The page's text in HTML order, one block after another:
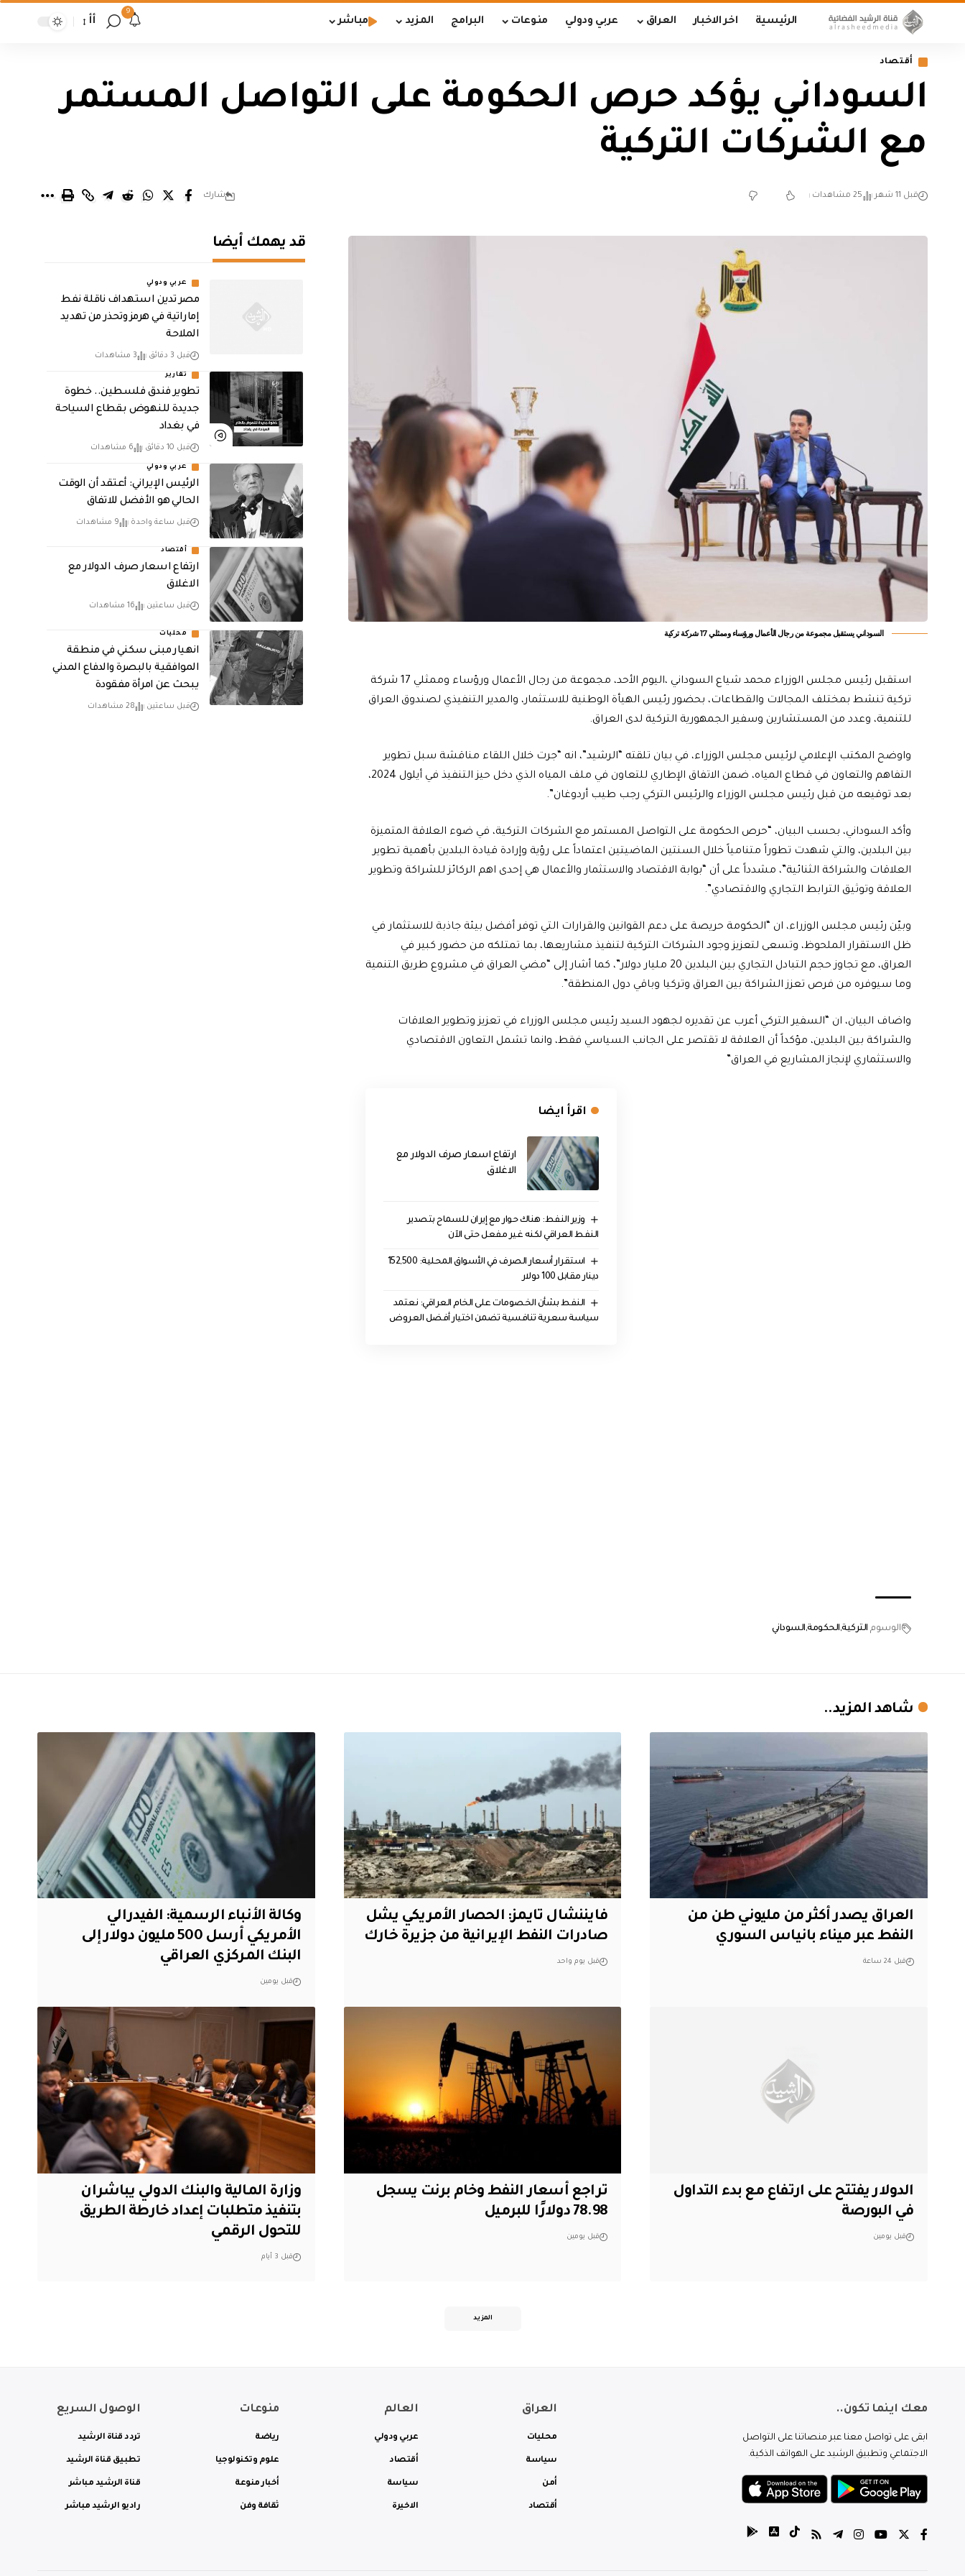
الرئيسية اخر الاخبار العراق عربي ودولي منوعات البرامج المزيد مباشر
9
أأ
أقتصاد
السوداني يؤكد حرص الحكومة على التواصل المستمر
مع الشركات التركية
قبل 11 شهر 25 مشاهدات شارك
السوداني يستقبل مجموعة من رجال الأعمال ورؤساء وممثلي 17 شركة تركية
استقبل رئيس مجلس الوزراء محمد شياع السوداني ،اليوم الأحد، مجموعة من رجال الأعمال ورؤساء وممثلي 17 شركة
تركية تنشط بمختلف المجالات والقطاعات، بحضور رئيس الهيأة الوطنية للاستثمار، والمدير التنفيذي لصندوق العراق
للتنمية، وعدد من المستشارين وسفير الجمهورية التركية لدى العراق.
واوضح المكتب الإعلامي لرئيس مجلس الوزراء، في بيان تلقته “الرشيد”، انه “جرت خلال اللقاء مناقشة سبل تطوير
التفاهم والتعاون في قطاع المياه، ضمن الاتفاق الإطاري للتعاون في ملف المياه الذي دخل حيز التنفيذ في أيلول 2024،
بعد توقيعه من قبل رئيس مجلس الوزراء والرئيس التركي رجب طيب أردوغان”.
وأكد السوداني، بحسب البيان، “حرص الحكومة على التواصل المستمر مع الشركات التركية، في ضوء العلاقة المتميزة
بين البلدين، والتي شهدت تطوراً متنامياً خلال السنتين الماضيتين اعتماداً على رؤية وإرادة قيادة البلدين بأهمية تطوير
العلاقات والشراكة الثنائية”، مشدداً على أن “بوابة الاقتصاد والاستثمار والأعمال هي إحدى اهم الركائز للشراكة وتطوير
العلاقة وتوثيق الترابط التجاري والاقتصادي”.
وبيّن رئيس مجلس الوزراء، ان “الحكومة حريصة على دعم القوانين والقرارات التي توفر أفضل بيئة جاذبة للاستثمار في
ظل الاستقرار الملحوظ، وتسعى لتعزيز وجود الشركات التركية لتنفيذ مشاريعها، بما تمتلكه من حضور كبير في
العراق، مع تجاوز حجم التبادل التجاري بين البلدين 20 مليار دولار”، كما أشار إلى “مضي العراق في مشروع طريق التنمية
وما سيوفره من فرص تعزز الشراكة بين العراق وتركيا وباقي دول المنطقة”.
واضاف البيان، ان “السفير التركي أعرب عن تقديره لجهود السيد رئيس مجلس الوزراء في تعزيز وتطوير العلاقات
والشراكة بين البلدين، مؤكداً أن العلاقة لا تقتصر على الجانب السياسي فقط، وانما تشمل التعاون الاقتصادي
والاستثماري لإنجاز المشاريع في العراق”
اقرأ ايضا
ارتفاع اسعار صرف الدولار مع
الاغلاق
وزير النفط: هناك حوار مع إيران للسماح بتصدير
النفط العراقي لكنه غير مفعل حتى الآن
استقرار أسعار الصرف في الأسواق المحلية: 152,500
دينار مقابل 100 دولار
النفط بشأن الخصومات على الخام العراقي: نعتمد
سياسة سعرية تنافسية تضمن اختيار أفضل العروض
الوسوم التركية الحكومة السوداني
قد يهمك أيضا
عربي ودولي
مصر تدين استهداف ناقلة نفط
إماراتية في هرمز وتحذر من تهديد
الملاحة
قبل 3 دقائق 3 مشاهدات
تقارير
تطوير فندق فلسطين.. خطوة
جديدة للنهوض بقطاع السياحة
في بغداد
قبل 10 دقائق 6 مشاهدات
عربي ودولي
الرئيس الإيراني: أعتقد أن الوقت
الحالي هو الأفضل للاتفاق
قبل ساعة واحدة 9 مشاهدات
أقتصاد
ارتفاع اسعار صرف الدولار مع
الاغلاق
قبل ساعتين 16 مشاهدات
محليات
انهيار مبنى سكني في منطقة
الموافقية بالبصرة والدفاع المدني
يبحث عن امرأة مفقودة
قبل ساعتين 28 مشاهدات
شاهد المزيد..
العراق يصدر أكثر من مليوني طن من
النفط عبر ميناء بانياس السوري
قبل 24 ساعة
فايننشال تايمز: الحصار الأمريكي يشل
صادرات النفط الإيرانية من جزيرة خارك
قبل يوم واحد
وكالة الأنباء الرسمية: الفيدرالي
الأمريكي أرسل 500 مليون دولار إلى
البنك المركزي العراقي
قبل يومين
الدولار يفتتح على ارتفاع مع بدء التداول
في البورصة
قبل يومين
تراجع أسعار النفط وخام برنت يسجل
78.98 دولارًا للبرميل
قبل يومين
وزارة المالية والبنك الدولي يباشران
بتنفيذ متطلبات إعداد خارطة الطريق
للتحول الرقمي
قبل 3 أيام
المزيد
معك اينما تكون..
ابقى على تواصل معنا عبر منصاتنا على التواصل
الاجتماعي وتطبيق الرشيد على الهواتف الذكية.
العراق
محليات
سياسة
أمن
أقتصاد
العالم
عربي ودولي
أقتصاد
سياسة
الاخيرة
منوعات
رياضة
علوم وتكنولوجيا
أخبار منوعة
ثقافة وفن
الوصول السريع
تردد قناة الرشيد
تطبيق قناة الرشيد
قناة الرشيد مباشر
راديو الرشيد مباشر